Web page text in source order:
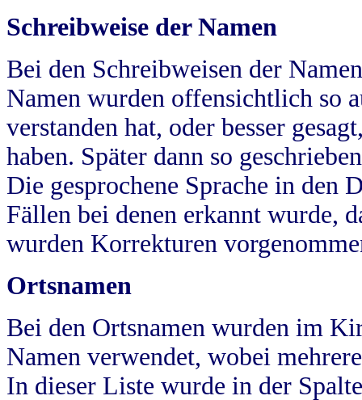
Schreibweise der Namen
Bei den Schreibweisen der
Namen wurden offensichtlich so
verstanden hat, oder besser
haben. Später dann so
Die gesprochene Sprache in
Fällen bei denen erkannt wurde,
wurden Korrekturen
Ortsnamen
Bei den Ortsnamen wurden im
Namen verwendet, wobei
In dieser Liste wurde in der